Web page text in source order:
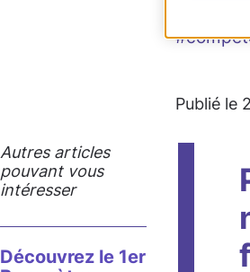
Publié le
Autres articles
pouvant vous
intéresser
Découvrez le 1er